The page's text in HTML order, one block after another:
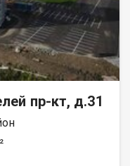
пр-кт, д.31